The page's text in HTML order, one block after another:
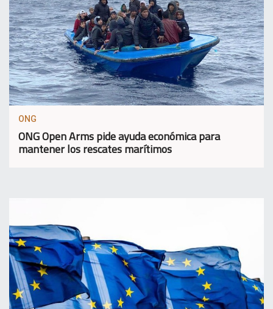
ONG
ONG Open Arms pide ayuda económica para
mantener los rescates marítimos